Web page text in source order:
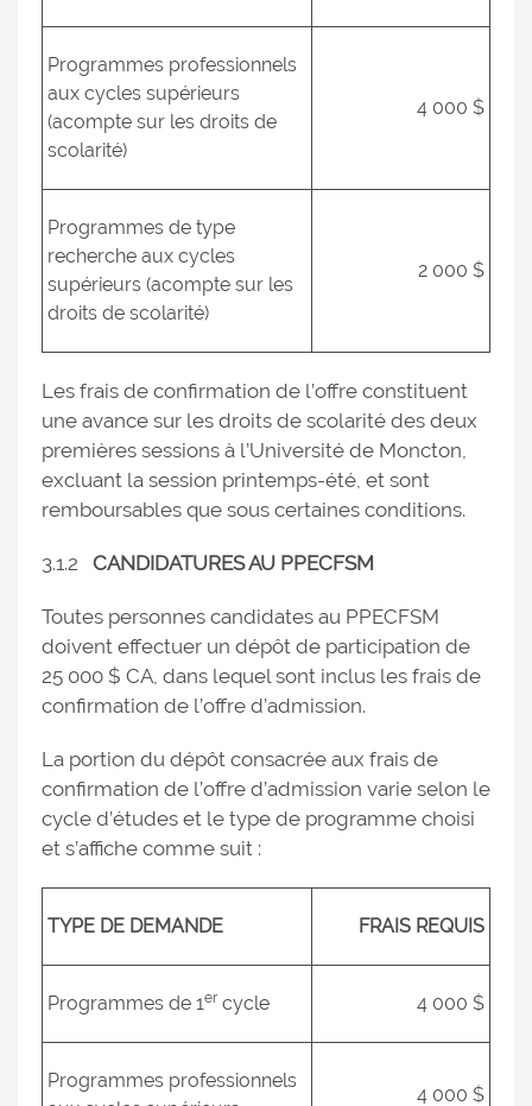
Programmes professionnels
aux cycles supérieurs
(acompte sur les droits de
scolarité)
4 000 $
Programmes de type
recherche aux cycles
supérieurs (acompte sur les
droits de scolarité)
2 000 $
Les frais de confirmation de l’offre constituent
une avance sur les droits de scolarité des deux
premières sessions à l’Université de Moncton,
excluant la session printemps-été, et sont
remboursables que sous certaines conditions.
3.1.2 CANDIDATURES AU PPECFSM
Toutes personnes candidates au PPECFSM
doivent effectuer un dépôt de participation de
25 000 $ CA, dans lequel sont inclus les frais de
confirmation de l’offre d’admission.
La portion du dépôt consacrée aux frais de
confirmation de l’offre d’admission varie selon le
cycle d’études et le type de programme choisi
et s’affiche comme suit :
TYPE DE DEMANDE FRAIS REQUIS
Programmes de 1er cycle 4 000 $
Programmes professionnels
4 000 $